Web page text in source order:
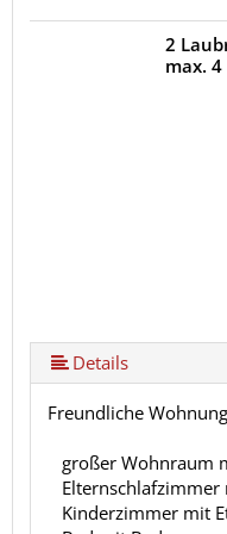
2
max.
Details
Freundliche
großer Wohnraum
Elternschlafzimmer
Kinderzimmer mit